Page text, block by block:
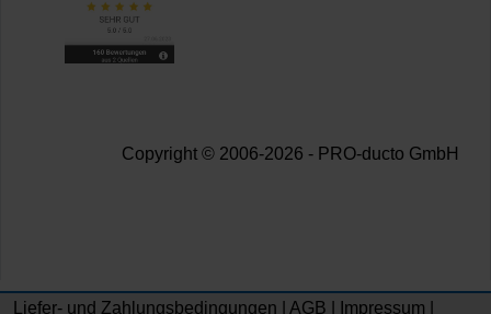
Copyright © 2006-2026 - PRO-ducto GmbH
Liefer- und Zahlungsbedingungen AGB Impressum